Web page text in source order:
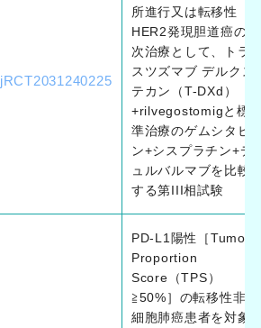
jRCT2031240225
所進行又は転移性
HER2発現胆道癌の一
次治療として、トラ
スツズマブ デルクス
テカン（T-DXd）
+rilvegostomigと標
準治療のゲムシタビ
ン+シスプラチン+デ
ュルバルマブを比較
する第III相試験
PD-L1陽性［Tumor
Proportion
Score（TPS）
≧50%］の転移性非小
細胞肺癌患者を対象